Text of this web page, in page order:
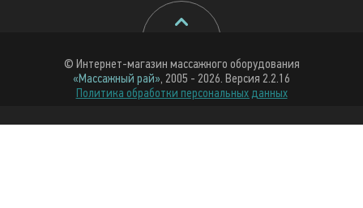
© Интернет-магазин массажного оборудования
«Массажный рай», 2005 - 2026. Версия 2.2.16
Политика обработки персональных данных